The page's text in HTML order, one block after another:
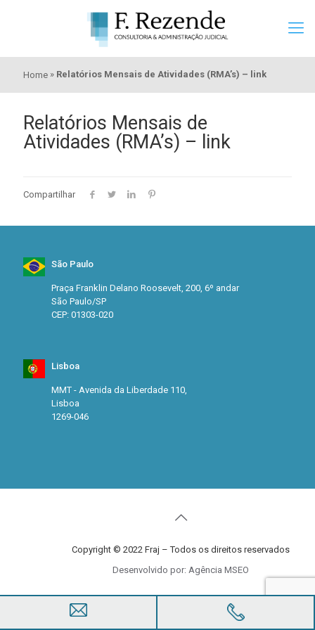
Home » Relatórios Mensais de Atividades (RMA’s) – link
Relatórios Mensais de
Atividades (RMA’s) – link
Compartilhar
São Paulo
Praça Franklin Delano Roosevelt, 200, 6º andar
São Paulo/SP
CEP: 01303-020
Lisboa
MMT - Avenida da Liberdade 110,
Lisboa
1269-046
Copyright © 2022 Fraj – Todos os direitos reservados
Desenvolvido por: Agência MSEO